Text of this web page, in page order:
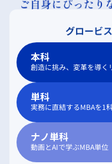
グロービ
本科
創造に挑み、変革を導く
単科
実務に直結するMBAを1
ナノ単科
動画とAIで学ぶMBA単位